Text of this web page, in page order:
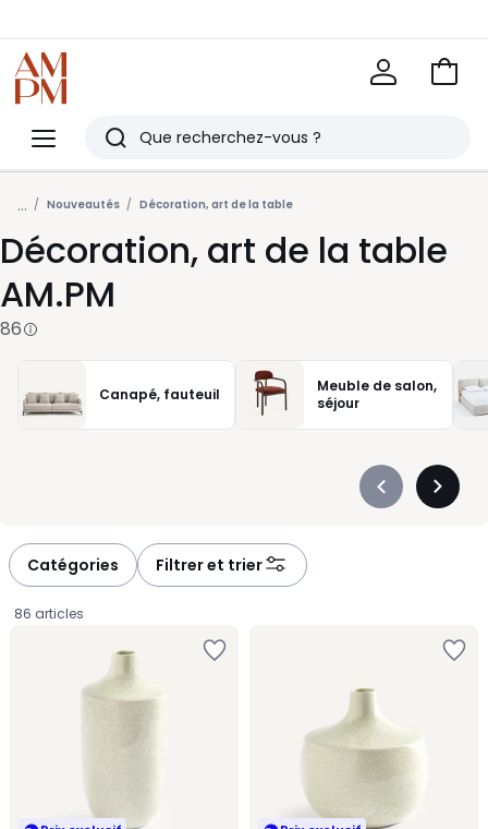
Menu
Redoute
Rechercher
Derniers
articles
vus
Voir
... Nouveautés Décoration, art de la table
Décoration, art de la table
AM.PM
86
Canapé, fauteuil
Meuble de salon,
séjour
Précédent
Catégories Filtrer et trier
86 articles